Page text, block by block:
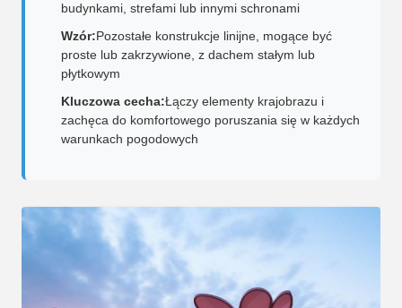
budynkami, strefami lub innymi schronami
Wzór:Pozostałe konstrukcje linijne, mogące być
proste lub zakrzywione, z dachem stałym lub
płytkowym
Kluczowa cecha:Łączy elementy krajobrazu i
zachęca do komfortowego poruszania się w każdych
warunkach pogodowych